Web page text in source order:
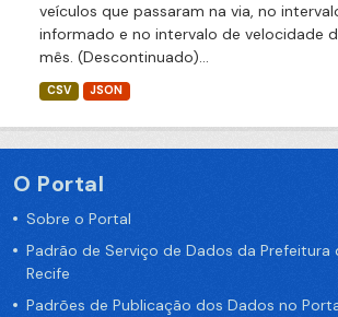
veículos que passaram na via, no
informado e no intervalo de velocidade
mês. (Descontinuado)...
CSV JSON
O Portal
Sobre o Portal
Padrão de Serviço de Dados da Prefeitura
Recife
Padrões de Publicação dos Dados no